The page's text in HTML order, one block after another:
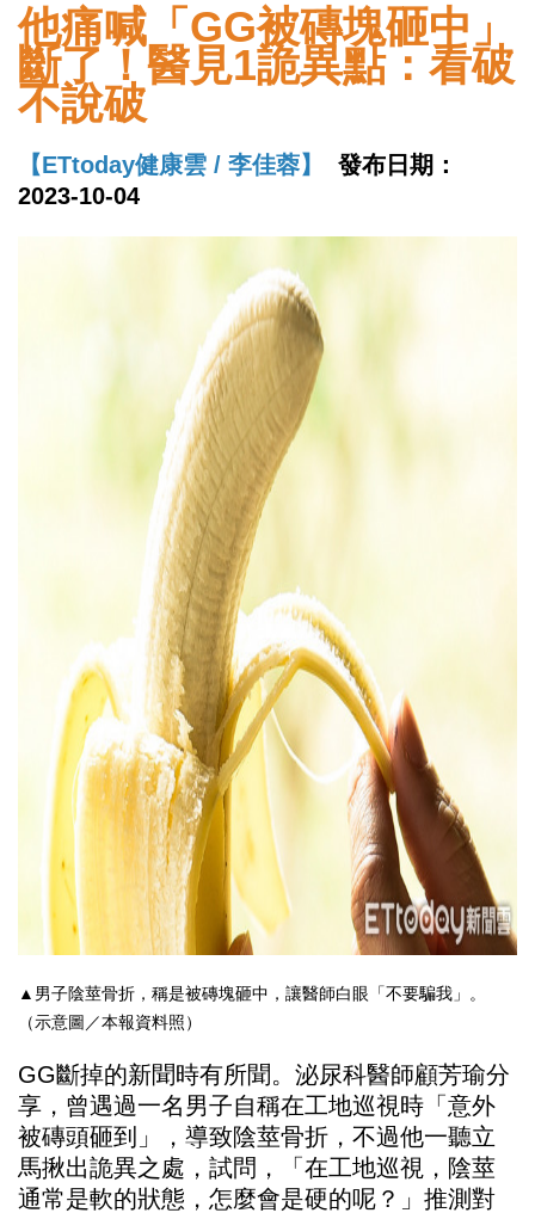
他痛喊「GG被磚塊砸中」
斷了！醫見1詭異點：看破
不說破
【ETtoday健康雲 / 李佳蓉】
發布日期：
2023-10-04
▲男子陰莖骨折，稱是被磚塊砸中，讓醫師白眼「不要騙我」。
（示意圖／本報資料照）
GG斷掉的新聞時有所聞。泌尿科醫師顧芳瑜分
享，曾遇過一名男子自稱在工地巡視時「意外
被磚頭砸到」，導致陰莖骨折，不過他一聽立
馬揪出詭異之處，試問，「在工地巡視，陰莖
通常是軟的狀態，怎麼會是硬的呢？」推測對